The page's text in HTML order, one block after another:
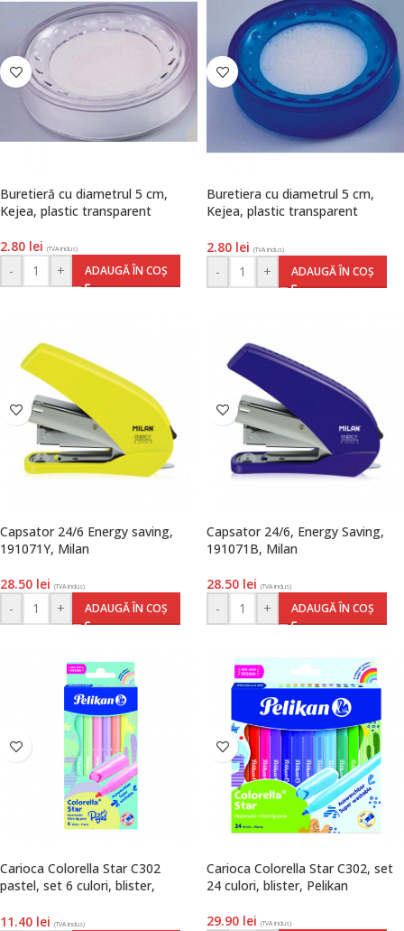
Buretieră cu diametrul 5 cm,
Kejea, plastic transparent
2.80 lei (TVA inclus)
- + ADAUGĂ ÎN COȘ
Buretiera cu diametrul 5 cm,
Kejea, plastic transparent
2.80 lei (TVA inclus)
- + ADAUGĂ ÎN COȘ
Capsator 24/6 Energy saving,
191071Y, Milan
28.50 lei (TVA inclus)
- + ADAUGĂ ÎN COȘ
Capsator 24/6, Energy Saving,
191071B, Milan
28.50 lei (TVA inclus)
- + ADAUGĂ ÎN COȘ
Carioca Colorella Star C302
pastel, set 6 culori, blister,
11.40 lei (TVA inclus)
Carioca Colorella Star C302, set
24 culori, blister, Pelikan
29.90 lei (TVA inclus)